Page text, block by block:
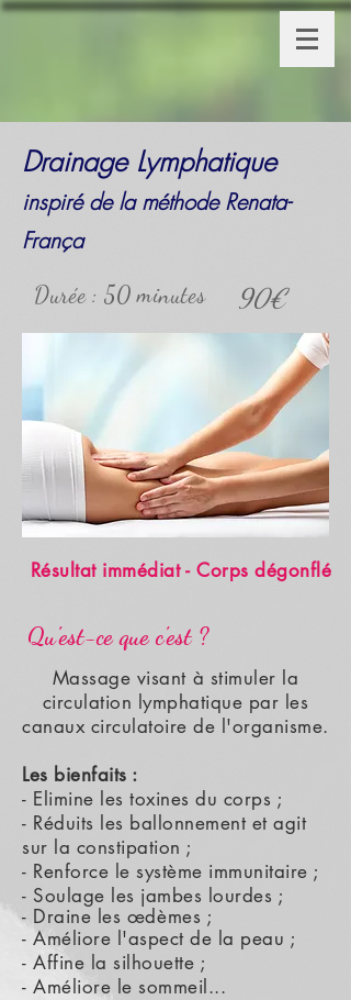
Drainage Lymphatique
inspiré de la méthode Renata-
França
Durée : 50 minutes 90€
Résultat immédiat - Corps dégonflé
Qu'est-ce que c'est ?
Massage visant à stimuler la
circulation lymphatique par les
canaux circulatoire de l'organisme.
Les bienfaits :
- Elimine les toxines du corps ;
- Réduits les ballonnement et agit
sur la constipation ;
- Renforce le système immunitaire ;
- Soulage les jambes lourdes ;
- Draine les œdèmes ;
- Améliore l'aspect de la peau ;
- Affine la silhouette ;
- Améliore le sommeil...